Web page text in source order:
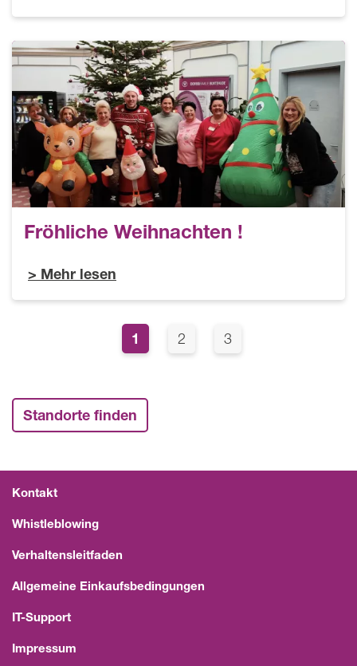
Fröhliche Weihnachten !
Mehr lesen
Seitennummerierung
Page
1 Page
2 Page
3
Standorte finden
Kontakt
Whistleblowing
Verhaltensleitfaden
Allgemeine Einkaufsbedingungen
IT-Support
Impressum